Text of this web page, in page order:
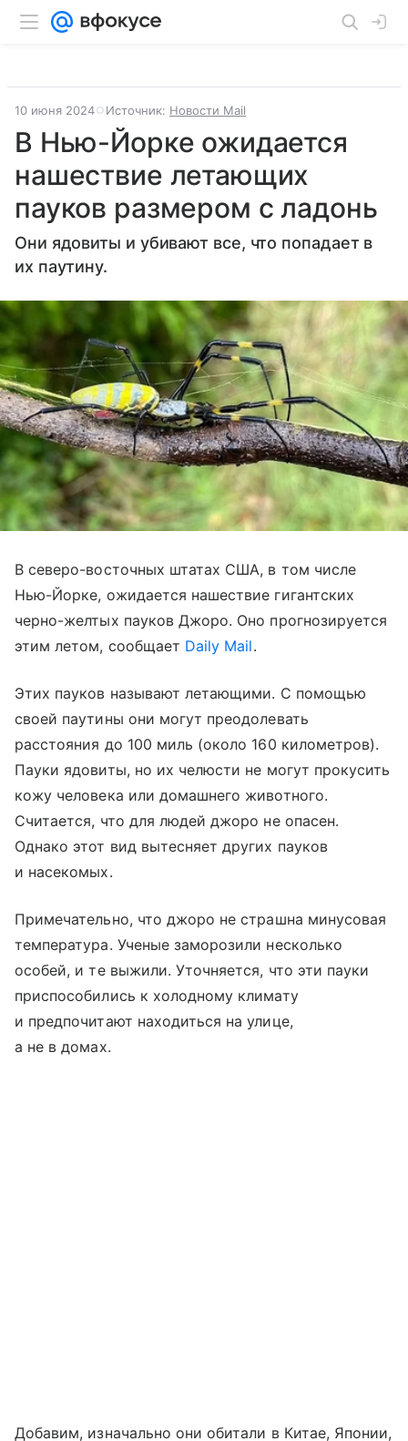
10 июня 2024 Источник: Новости Mail
В Нью-Йорке ожидается
нашествие летающих
пауков размером с ладонь
Они ядовиты и убивают все, что попадает в
их паутину.
В северо-восточных штатах США, в том числе
Нью-Йорке, ожидается нашествие гигантских
черно-желтых пауков Джоро. Оно прогнозируется
этим летом, сообщает Daily Mail.
Этих пауков называют летающими. С помощью
своей паутины они могут преодолевать
расстояния до 100 миль (около 160 километров).
Пауки ядовиты, но их челюсти не могут прокусить
кожу человека или домашнего животного.
Считается, что для людей джоро не опасен.
Однако этот вид вытесняет других пауков
и насекомых.
Примечательно, что джоро не страшна минусовая
температура. Ученые заморозили несколько
особей, и те выжили. Уточняется, что эти пауки
приспособились к холодному климату
и предпочитают находиться на улице,
а не в домах.
Добавим, изначально они обитали в Китае, Японии,